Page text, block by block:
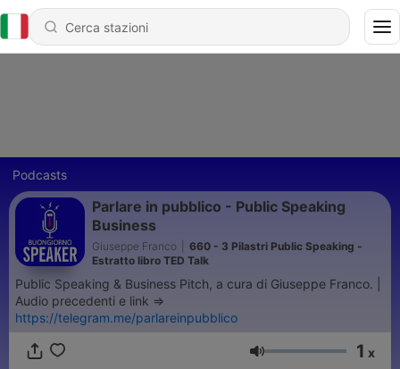
Podcasts
Parlare in pubblico - Public Speaking
Business
Giuseppe Franco
660 - 3 Pilastri Public Speaking -
Estratto libro TED Talk
Public Speaking & Business Pitch, a cura di Giuseppe Franco. |
Audio precedenti e link =>
https://telegram.me/parlareinpubblico
Volume 1 x